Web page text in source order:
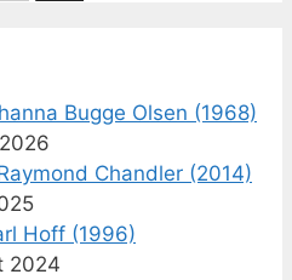
Bugge Olsen (1968)
Chandler (2014)
Hoff (1996)
2024